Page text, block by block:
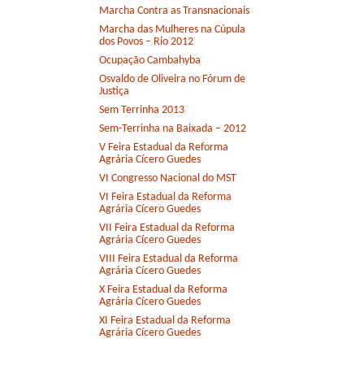
Marcha Contra as Transnacionais
Marcha das Mulheres na Cúpula
dos Povos – Rio 2012
Ocupação Cambahyba
Osvaldo de Oliveira no Fórum de
Justiça
Sem Terrinha 2013
Sem-Terrinha na Baixada – 2012
V Feira Estadual da Reforma
Agrária Cícero Guedes
VI Congresso Nacional do MST
VI Feira Estadual da Reforma
Agrária Cícero Guedes
VII Feira Estadual da Reforma
Agrária Cícero Guedes
VIII Feira Estadual da Reforma
Agrária Cícero Guedes
X Feira Estadual da Reforma
Agrária Cícero Guedes
XI Feira Estadual da Reforma
Agrária Cícero Guedes